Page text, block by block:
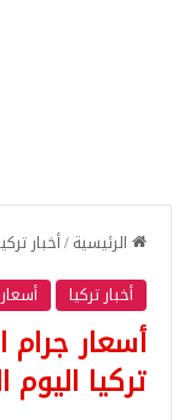
الرئيسية/أخبار
أخبار تركيا
تركيا اليوم